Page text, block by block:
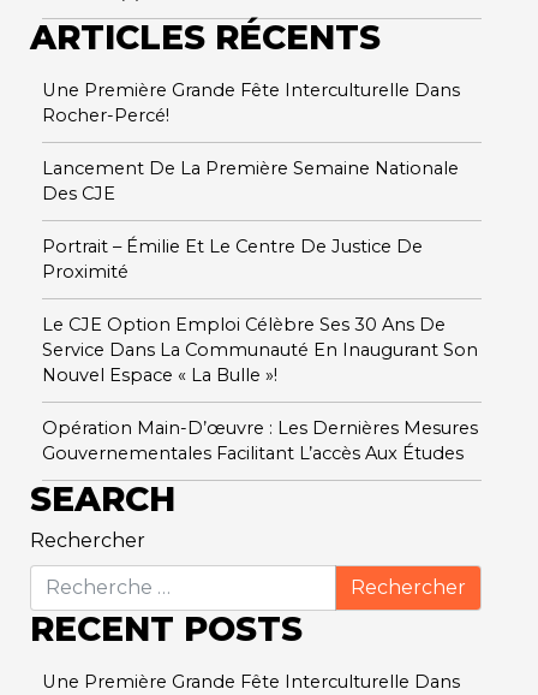
ARTICLES RÉCENTS
Une Première Grande Fête Interculturelle Dans
Rocher-Percé!
Lancement De La Première Semaine Nationale
Des CJE
Portrait – Émilie Et Le Centre De Justice De
Proximité
Le CJE Option Emploi Célèbre Ses 30 Ans De
Service Dans La Communauté En Inaugurant Son
Nouvel Espace « La Bulle »!
Opération Main-D’œuvre : Les Dernières Mesures
Gouvernementales Facilitant L’accès Aux Études
SEARCH
Rechercher
RECENT POSTS
Une Première Grande Fête Interculturelle Dans